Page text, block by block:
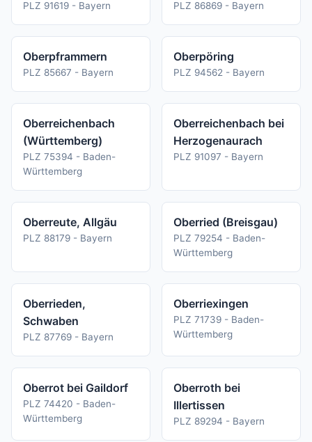
PLZ 91619 - Bayern PLZ 86869 - Bayern
Oberpframmern
PLZ 85667 - Bayern
Oberpöring
PLZ 94562 - Bayern
Oberreichenbach
(Württemberg)
PLZ 75394 - Baden-
Württemberg
Oberreichenbach bei
Herzogenaurach
PLZ 91097 - Bayern
Oberreute, Allgäu
PLZ 88179 - Bayern
Oberried (Breisgau)
PLZ 79254 - Baden-
Württemberg
Oberrieden,
Schwaben
PLZ 87769 - Bayern
Oberriexingen
PLZ 71739 - Baden-
Württemberg
Oberrot bei Gaildorf
PLZ 74420 - Baden-
Württemberg
Oberroth bei
Illertissen
PLZ 89294 - Bayern